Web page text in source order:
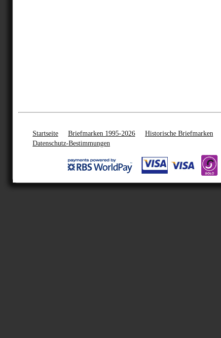
Startseite Briefmarken 1995-2026
Historische Briefmarken
Datenschutz-Bestimmungen